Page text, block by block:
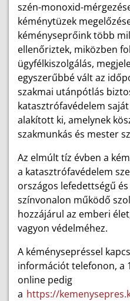
szén-monoxid-
kéménytüzek
kéményseprőink több
ellenőriztek, miközben
ügyfélkiszolgálás,
egyszerűbbé vált az
szakmai utánpótlás
katasztrófavédelem
alakított ki, amelynek
szakmunkás és mester
Az elmúlt tíz évben a
a katasztrófavédelem
országos lefedettségű
színvonalon működő
hozzájárul az emberi
vagyon védelméhez.
A kéménysepréssel
információt telefonon, a
online pedig
a https://